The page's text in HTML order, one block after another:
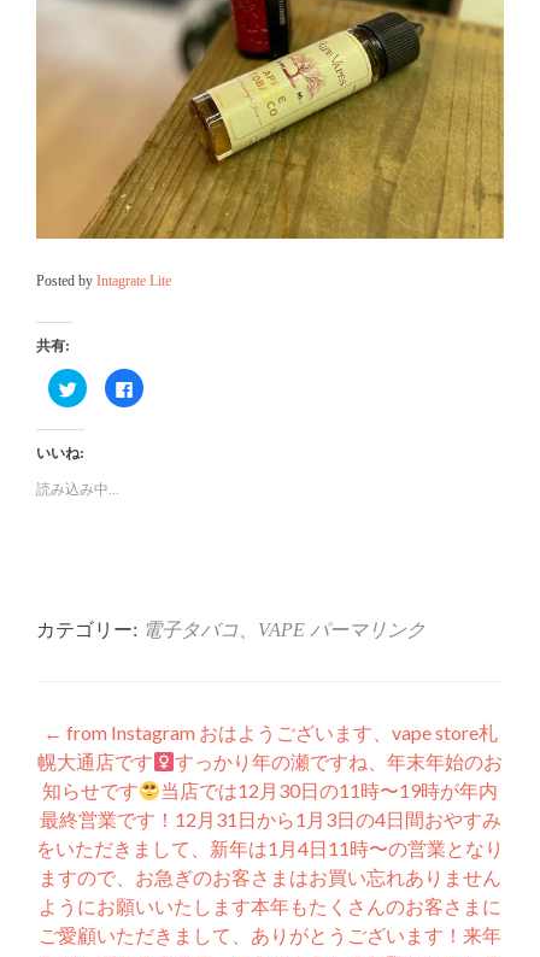
Posted by Intagrate Lite
共有:
ク
リ
ク
て
で
共
ウ
で
Facebook
で
い
(新
ド
ウ
で
開
き
ま
す)
いいね:
読み込み中...
カテゴリー: 電子タバコ、VAPE パーマリンク
投
稿
ナ
ビ
ゲ
ー
← from Instagram おはようございます、vape store札
幌大通店です‍
すっかり年の瀬ですね、年末年始のお
知らせです
当店では12月30日の11時〜19時が年内
最終営業です！12月31日から1月3日の4日間おやすみ
をいただきまして、新年は1月4日11時〜の営業となり
ますので、お急ぎのお客さまはお買い忘れありません
ようにお願いいたします本年もたくさんのお客さまに
ご愛顧いただきまして、ありがとうございます！来年